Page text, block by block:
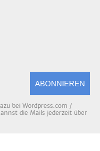
ABONNIEREN
bei Wordpress.com /
die Mails jederzeit über